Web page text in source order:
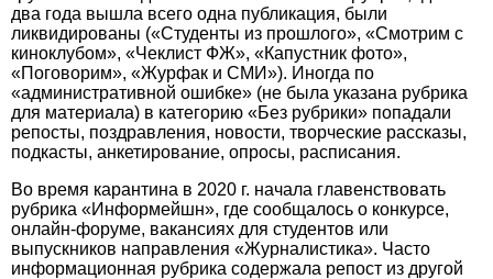
два года вышла всего одна публикация, были
ликвидированы («Студенты из прошлого», «Смотрим с
киноклубом», «Чеклист ФЖ», «Капустник фото»,
«Поговорим», «Журфак и СМИ»). Иногда по
«административной ошибке» (не была указана рубрика
для материала) в категорию «Без рубрики» попадали
репосты, поздравления, новос­ти, творческие рассказы,
подкас­ты, анкетирование, опросы, расписания.
Во время карантина в 2020 г. начала главенствовать
рубрика «Информейшн», где сообщалось о конкурсе,
онлайн-форуме, вакансиях для студентов или
выпускников направления «Журналистика». Часто
информационная рубрика содержала репост из другой